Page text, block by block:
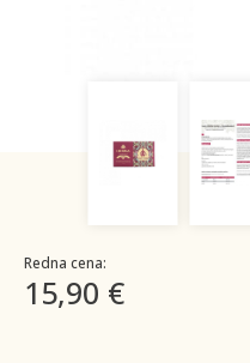
Redna cena:
15,90 €